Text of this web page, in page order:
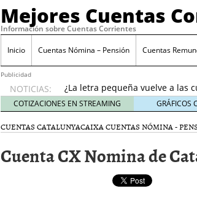
Mejores Cuentas
Información sobre Cuentas Corrientes
Inicio Cuentas Nómina – Pensión Cuentas
Publicidad
NOTICIAS:
¿La letra pequeña vuelve a las
Checklist para evaluar
21, 2026
Cuenta remunerada vs cuenta
menores de 35 años enero 9,
Banco Sabadell anuncia
desde febrero 2026: qué te
COTIZACIONES EN STREAMING GRÁFICOS
CUENTAS CATALUNYACAIXACUENTAS NÓMINA -
Cuenta CX Nomina de